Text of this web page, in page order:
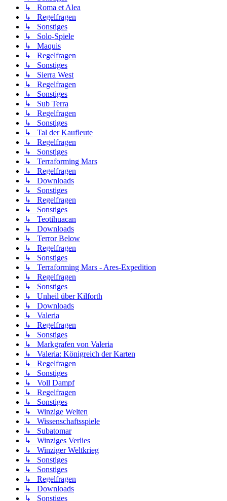
↳ Roma et Alea
↳ Regelfragen
↳ Sonstiges
↳ Solo-Spiele
↳ Maquis
↳ Regelfragen
↳ Sonstiges
↳ Sierra West
↳ Regelfragen
↳ Sonstiges
↳ Sub Terra
↳ Regelfragen
↳ Sonstiges
↳ Tal der Kaufleute
↳ Regelfragen
↳ Sonstiges
↳ Terraforming Mars
↳ Regelfragen
↳ Downloads
↳ Sonstiges
↳ Regelfragen
↳ Sonstiges
↳ Teotihuacan
↳ Downloads
↳ Terror Below
↳ Regelfragen
↳ Sonstiges
↳ Terraforming Mars - Ares-Expedition
↳ Regelfragen
↳ Sonstiges
↳ Unheil über Kilforth
↳ Downloads
↳ Valeria
↳ Regelfragen
↳ Sonstiges
↳ Markgrafen von Valeria
↳ Valeria: Königreich der Karten
↳ Regelfragen
↳ Sonstiges
↳ Voll Dampf
↳ Regelfragen
↳ Sonstiges
↳ Winzige Welten
↳ Wissenschaftsspiele
↳ Subatomar
↳ Winziges Verlies
↳ Winziger Weltkrieg
↳ Sonstiges
↳ Sonstiges
↳ Regelfragen
↳ Downloads
↳ Sonstiges